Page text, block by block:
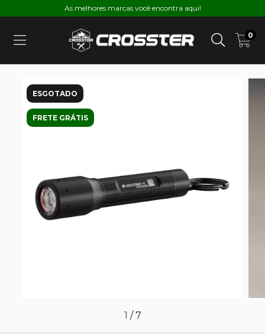
As melhores marcas você encontra aqui!
0
ESGOTADO
FRETE GRÁTIS
1 /7